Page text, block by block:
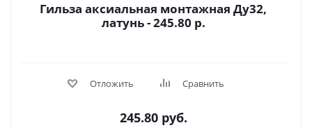
Гильза аксиальная монтажная Ду32,
латунь - 245.80 р.
Отложить Сравнить
245.80 руб.